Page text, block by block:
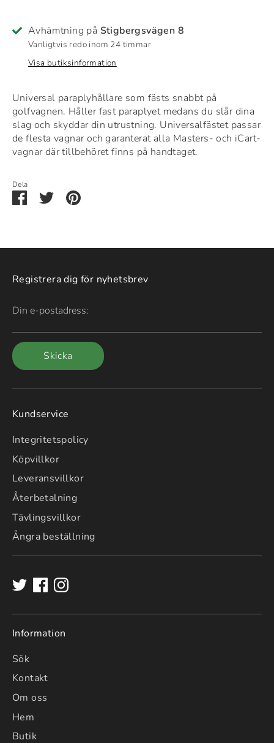
Avhämtning på Stigbergsvägen 8
Vanligtvis redo inom 24 timmar
Visa butiksinformation
Universal paraplyhållare som fästs snabbt på
golfvagnen. Håller fast paraplyet medans du slår dina
slag och skyddar din utrustning. Universalfästet passar
de flesta vagnar och garanterat alla Masters- och iCart-
vagnar där tillbehöret finns på handtaget.
Dela
Dela Dela Pin
Registrera dig för nyhetsbrev
Din e-postadress:
Skicka
Kundservice
Integritetspolicy
Köpvillkor
Leveransvillkor
Återbetalning
Tävlingsvillkor
Ångra beställning
Information
Sök
Kontakt
Om oss
Hem
Butik